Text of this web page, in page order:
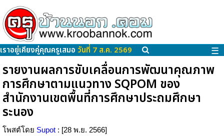
เราอยู่เคียงคู่คุณครูเสมอ วันที่ 7 ส.ค. 2569 ☰
รายงานผลการขับเคลื่อนการพัฒนาคุณภาพ
การศึกษาตามแนวทาง SQPOM ของ
สำนักงานเขตพื้นที่การศึกษาประถมศึกษา
ระนอง
โพสต์โดย Supot : [28 พ.ย. 2566]